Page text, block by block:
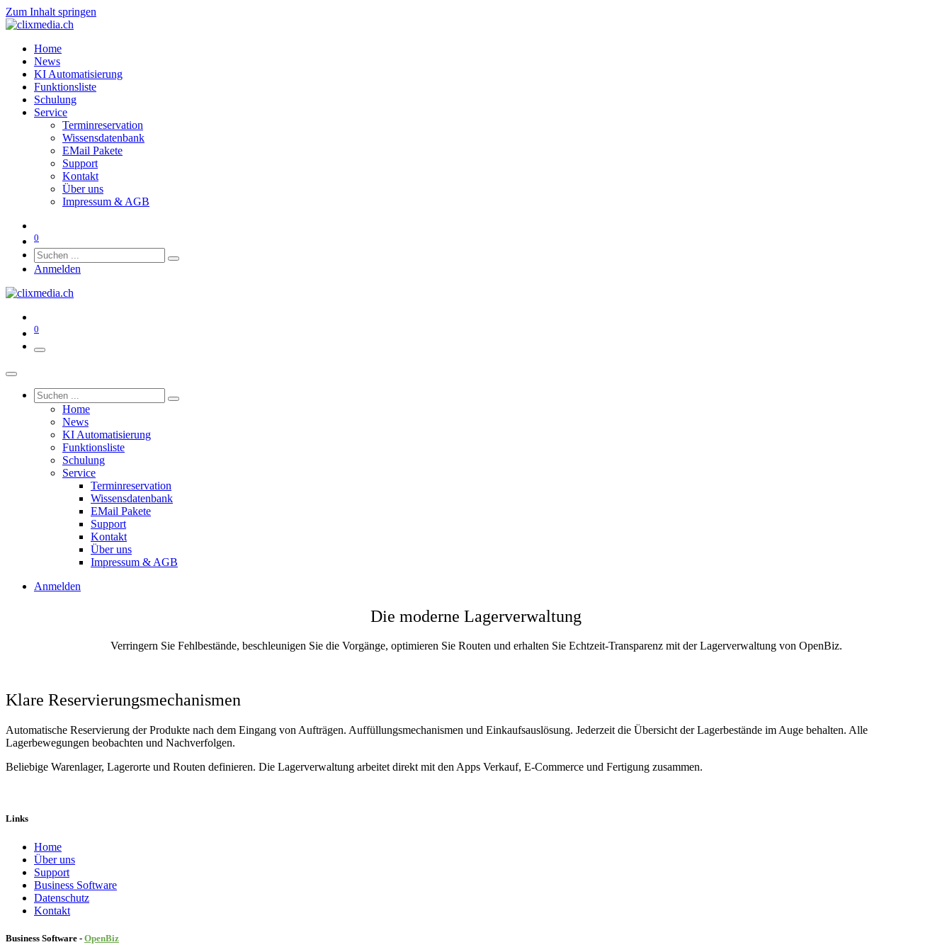
Zum Inhalt springen
Home
News
KI Automatisierung
Funktionsliste
Schulung
Service
Terminreservation
Wissensdatenbank
EMail Pakete
Support
Kontakt
Über uns
Impressum & AGB
0
Anmelden
0
Home
News
KI Automatisierung
Funktionsliste
Schulung
Service
Terminreservation
Wissensdatenbank
EMail Pakete
Support
Kontakt
Über uns
Impressum & AGB
Anmelden
Die moderne Lagerverwaltung
Verringern Sie Fehlbestände, beschleunigen Sie die Vorgänge, optimieren Sie Routen und erhalten Sie Echtzeit-Transparenz mit der Lagerverwaltung von OpenBiz.
Klare Reservierungsmechanismen
Automatische Reservierung der Produkte nach dem Eingang von Aufträgen. Auffüllungsmechanismen und Einkaufsauslösung. Jederzeit die Übersicht der Lagerbestände im Auge behalten. Alle
Lagerbewegungen beobachten und Nachverfolgen.
Beliebige Warenlager, Lagerorte und Routen definieren. Die Lagerverwaltung arbeitet direkt mit den Apps Verkauf, E-Commerce und Fertigung zusammen.
Links
Home
Über uns
Sup​port
Business Software
Datenschutz
Kontakt
Business Software - OpenBiz